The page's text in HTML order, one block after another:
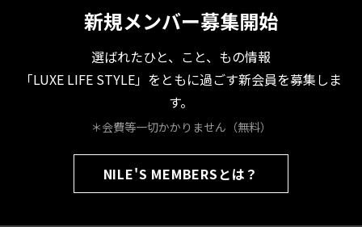
新規メンバー募集開始
選ばれたひと、こと、もの情報
「LUXE LIFE STYLE」をともに過ごす新会員を募集しま
す。
＊会費等一切かかりません（無料）
NILE'S MEMBERSとは？